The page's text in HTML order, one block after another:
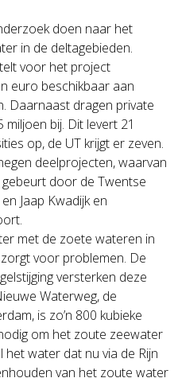
doen naar het
in de deltagebieden.
voor het project
euro beschikbaar aan
Daarnaast dragen private
bij. Dit levert 21
op, de UT krijgt er zeven.
deelprojecten, waarvan
door de Twentse
Jaap Kwadijk en
met de zoete wateren in
voor problemen. De
versterken deze
Waterweg, de
is zo’n 800 kubieke
om het zoute zeewater
water dat nu via de Rijn
van het zoute water